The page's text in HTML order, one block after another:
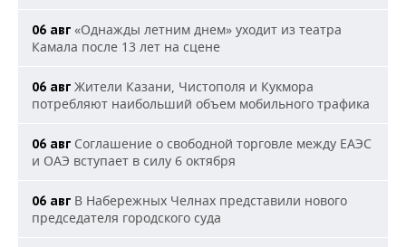
06 авг «Однажды летним днем» уходит из театра
Камала после 13 лет на сцене
06 авг Жители Казани, Чистополя и Кукмора
потребляют наибольший объем мобильного трафика
06 авг Соглашение о свободной торговле между ЕАЭС
и ОАЭ вступает в силу 6 октября
06 авг В Набережных Челнах представили нового
председателя городского суда